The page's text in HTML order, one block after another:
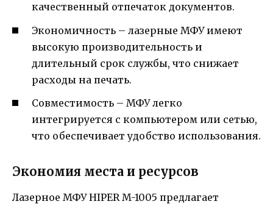
качественный отпечаток документов.
Экономичность – лазерные МФУ имеют
высокую производительность и
длительный срок службы, что снижает
расходы на печать.
Совместимость – МФУ легко
интегрируется с компьютером или сетью,
что обеспечивает удобство использования.
Экономия места и ресурсов
Лазерное МФУ HIPER M-1005 предлагает